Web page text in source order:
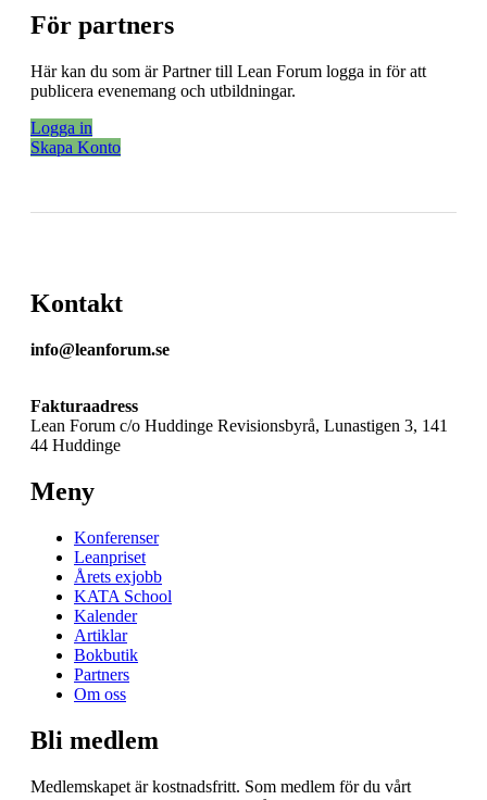
För partners
Här kan du som är Partner till Lean Forum logga in för att
publicera evenemang och utbildningar.
Logga in
Skapa Konto
Kontakt
info@leanforum.se
Fakturaadress
Lean Forum c/o Huddinge Revisionsbyrå, Lunastigen 3, 141
44 Huddinge
Meny
Konferenser
Leanpriset
Årets exjobb
KATA School
Kalender
Artiklar
Bokbutik
Partners
Om oss
Bli medlem
Medlemskapet är kostnadsfritt. Som medlem för du vårt